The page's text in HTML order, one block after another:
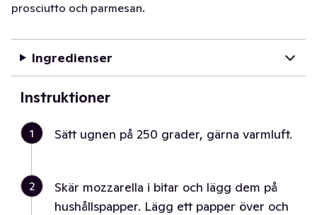
prosciutto och parmesan.
Ingredienser
Instruktioner
1 Sätt ugnen på 250 grader, gärna varmluft.
2
Skär mozzarella i bitar och lägg dem på
hushållspapper. Lägg ett papper över och